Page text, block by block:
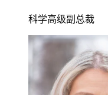
科学高级副总裁